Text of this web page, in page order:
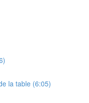
la table (6:05)